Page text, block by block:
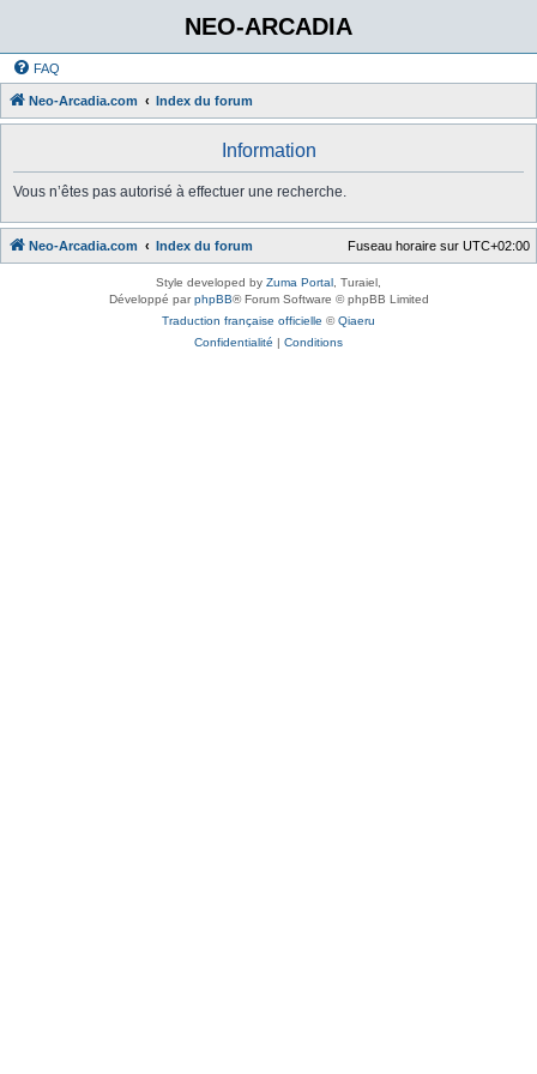
NEO-ARCADIA
FAQ
Neo-Arcadia.com Index du forum
Information
Vous n’êtes pas autorisé à effectuer une recherche.
Neo-Arcadia.com Index du forum Fuseau horaire sur UTC+02:00
Style developed by Zuma Portal , Turaiel,
Développé parphpBB® Forum Software © phpBB Limited
Traduction française officielle ©Qiaeru
Confidentialité | Conditions